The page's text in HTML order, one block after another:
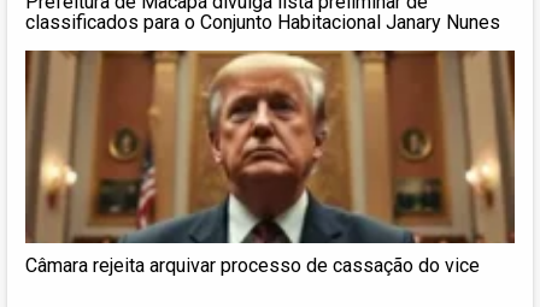
classificados para o Conjunto Habitacional Janary Nunes
Câmara rejeita arquivar processo de cassação do vice